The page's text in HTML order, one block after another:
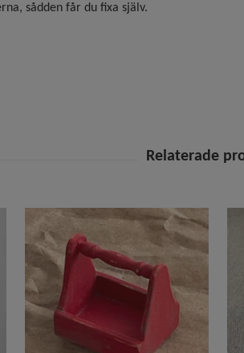
sådden får du fixa själv.